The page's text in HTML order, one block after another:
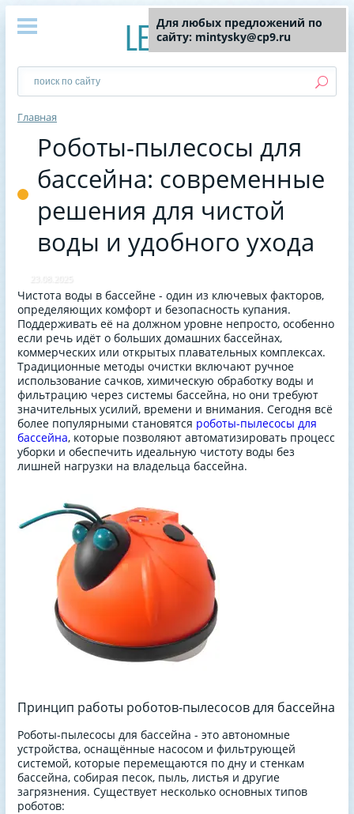
Главная
Роботы-пылесосы для
бассейна: современные
решения для чистой
воды и удобного ухода
Чистота воды в бассейне - один из ключевых факторов,
определяющих комфорт и безопасность купания.
Поддерживать её на должном уровне непросто, особенно
если речь идёт о больших домашних бассейнах,
коммерческих или открытых плавательных комплексах.
Традиционные методы очистки включают ручное
использование сачков, химическую обработку воды и
фильтрацию через системы бассейна, но они требуют
значительных усилий, времени и внимания. Сегодня всё
более популярными становятся роботы-пылесосы для
бассейна, которые позволяют автоматизировать процесс
уборки и обеспечить идеальную чистоту воды без
лишней нагрузки на владельца бассейна.
Принцип работы роботов-пылесосов для бассейна
Роботы-пылесосы для бассейна - это автономные
устройства, оснащённые насосом и фильтрующей
системой, которые перемещаются по дну и стенкам
бассейна, собирая песок, пыль, листья и другие
загрязнения. Существует несколько основных типов
роботов:
Для любых предложений по
сайту: mintysky@cp9.ru